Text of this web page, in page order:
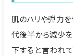
肌のハリや弾力を
代後半から減少
下すると言われ